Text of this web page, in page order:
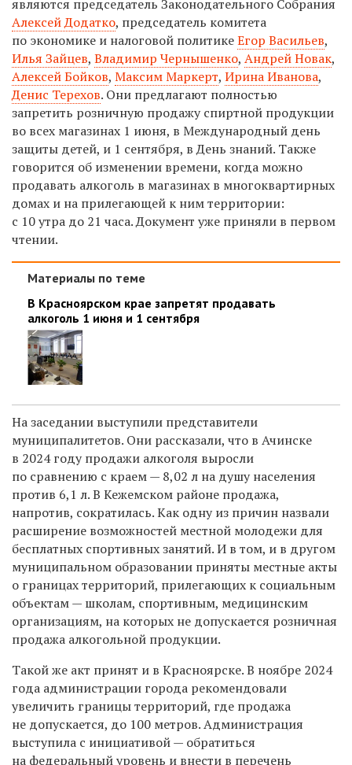
являются председатель Законодательного Собрания
Алексей Додатко, председатель комитета
по экономике и налоговой политикеЕгор Васильев,
Илья Зайцев, Владимир Чернышенко, Андрей Новак,
Алексей Бойков, Максим Маркерт, Ирина Иванова,
Денис Терехов. Они предлагают полностью
запретить розничную продажу спиртной продукции
во всех магазинах 1 июня, в Международный день
защиты детей, и 1 сентября, в День знаний. Также
говорится об изменении времени, когда можно
продавать алкоголь в магазинах в многоквартирных
домах и на прилегающей к ним территории:
с 10 утра до 21 часа. Документ уже приняли в первом
чтении.
Материалы по теме
В Красноярском крае запретят продавать
алкоголь 1 июня и 1 сентября
На заседании выступили представители
муниципалитетов. Они рассказали, что в Ачинске
в 2024 году продажи алкоголя выросли
по сравнению с краем — 8,02 л на душу населения
против 6,1 л. В Кежемском районе продажа,
напротив, сократилась. Как одну из причин назвали
расширение возможностей местной молодежи для
бесплатных спортивных занятий. И в том, и в другом
муниципальном образовании приняты местные акты
о границах территорий, прилегающих к социальным
объектам — школам, спортивным, медицинским
организациям, на которых не допускается розничная
продажа алкогольной продукции.
Такой же акт принят и в Красноярске. В ноябре 2024
года администрации города рекомендовали
увеличить границы территорий, где продажа
не допускается, до 100 метров. Администрация
выступила с инициативой — обратиться
на федеральный уровень и внести в перечень